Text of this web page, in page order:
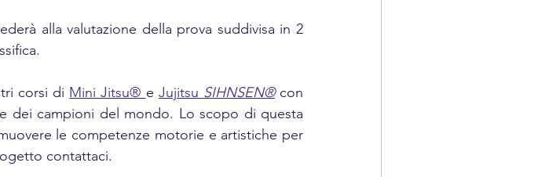
alla valutazione della prova suddivisa in 2
corsi di Mini Jitsu® e Jujitsu SIHNSEN® con
dei campioni del mondo. Lo scopo di questa
le competenze motorie e artistiche per
contattaci.